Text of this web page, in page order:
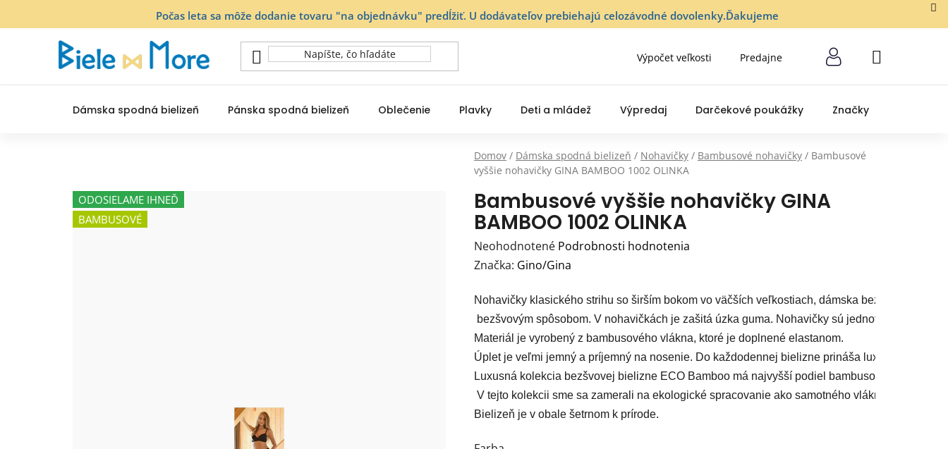
Počas leta sa môže dodanie tovaru "na objednávku" predĺžiť. U dodávateľov prebiehajú celozávodné dovolenky.Ďakujeme
Výpočet veľkosti Predajne
NÁKUPNÝ
Dámska spodná bielizeň Pánska spodná bielizeň Oblečenie Plavky Deti a mládež Výpredaj Darčekové poukážky Značky
Domov / Dámska spodná bielizeň / Nohavičky / Bambusové nohavičky / Bambusové
vyššie nohavičky GINA BAMBOO 1002 OLINKA
Bambusové vyššie nohavičky GINA
BAMBOO 1002 OLINKA
Priemerné
hodnotenie
je
0,0
z
5
hviezdičiek.
Neohodnotené Podrobnosti hodnotenia
Značka: Gino/Gina
Nohavičky klasického strihu so širším bokom vo väčších veľkostiach, dámska bezšvová
bezšvovým spôsobom. V nohavičkách je zašitá úzka guma. Nohavičky sú jednofarebné. V
Materiál je vyrobený z bambusového vlákna, ktoré je doplnené elastanom.
Úplet je veľmi jemný a príjemný na nosenie. Do každodennej bielizne prináša luxusný
Luxusná kolekcia bezšvovej bielizne ECO Bamboo má najvyšší podiel bambusového vlákna.
V tejto kolekcii sme sa zamerali na ekologické spracovanie ako samotného vlákna, tak
Bielizeň je v obale šetrnom k ​​prírode.
ODOSIELAME IHNEĎ
BAMBUSOVÉ